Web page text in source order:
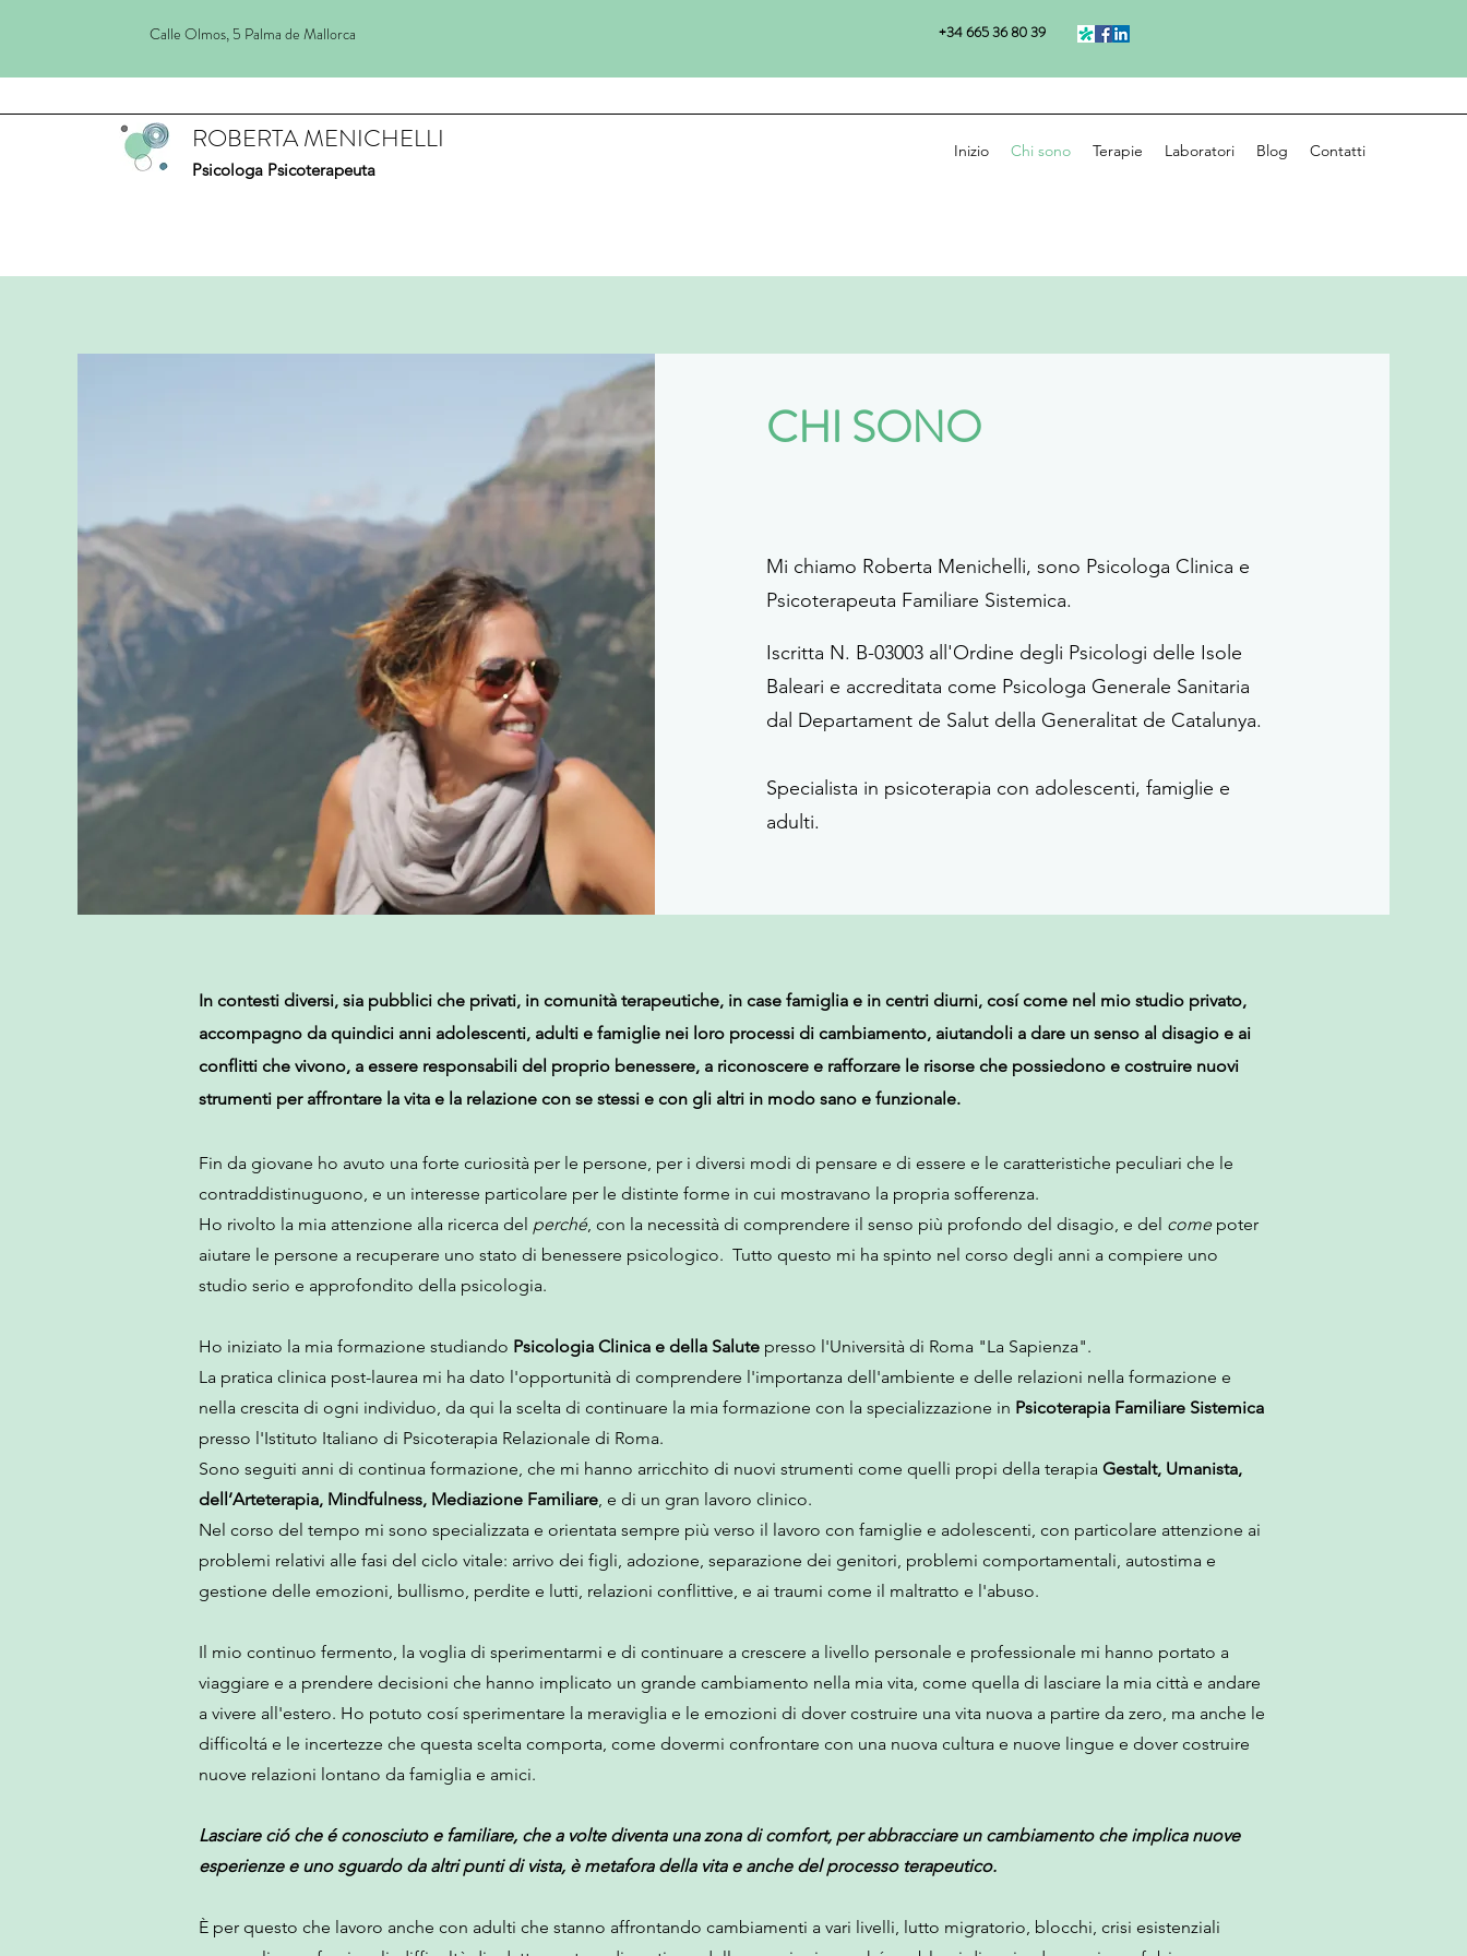
Calle Olmos, 5 Palma de Mallorca +34 665 36 80 39
ROBERTA MENICHELLI
Psicologa Psicoterapeuta
Inizio Chi sono Terapie Laboratori Blog Contatti
In contesti diversi, sia pubblici che privati, in comunità terapeutiche, in case famiglia e in centri diurni, cosí come nel mio studio privato,
accompagno da quindici anni adolescenti, adulti e famiglie nei loro processi di cambiamento, aiutandoli a dare un senso al disagio e ai
conflitti che vivono, a essere responsabili del proprio benessere, a riconoscere e rafforzare le risorse che possiedono e costruire nuovi
strumenti per affrontare la vita e la relazione con se stessi e con gli altri in modo sano e funzionale.
Fin da giovane ho avuto una forte curiosità per le persone, per i diversi modi di pensare e di essere e le caratteristiche peculiari che le
contraddistinuguono, e un interesse particolare per le distinte forme in cui mostravano la propria sofferenza.
Ho rivolto la mia attenzione alla ricerca del perché, con la necessità di comprendere il senso più profondo del disagio, e del come poter
aiutare le persone a recuperare uno stato di benessere psicologico. Tutto questo mi ha spinto nel corso degli anni a compiere uno
studio serio e approfondito della psicologia.
Ho iniziato la mia formazione studiando Psicologia Clinica e della Salute presso l'Università di Roma "La Sapienza".
La pratica clinica post-laurea mi ha dato l'opportunità di comprendere l'importanza dell'ambiente e delle relazioni nella formazione e
nella crescita di ogni individuo, da qui la scelta di continuare la mia formazione con la specializzazione in Psicoterapia Familiare Sistemica
presso l'Istituto Italiano di Psicoterapia Relazionale di Roma.
Sono seguiti anni di continua formazione, che mi hanno arricchito di nuovi strumenti come quelli propi della terapia Gestalt, Umanista,
dell’Arteterapia, Mindfulness, Mediazione Familiare, e di un gran lavoro clinico.
Nel corso del tempo mi sono specializzata e orientata sempre più verso il lavoro con famiglie e adolescenti, con particolare attenzione ai
problemi relativi alle fasi del ciclo vitale: arrivo dei figli, adozione, separazione dei genitori, problemi comportamentali, autostima e
gestione delle emozioni, bullismo, perdite e lutti, relazioni conflittive, e ai traumi come il maltratto e l'abuso.
Il mio continuo fermento, la voglia di sperimentarmi e di continuare a crescere a livello personale e professionale mi hanno portato a
viaggiare e a prendere decisioni che hanno implicato un grande cambiamento nella mia vita, come quella di lasciare la mia città e andare
a vivere all'estero. Ho potuto cosí sperimentare la meraviglia e le emozioni di dover costruire una vita nuova a partire da zero, ma anche le
difficoltá e le incertezze che questa scelta comporta, come dovermi confrontare con una nuova cultura e nuove lingue e dover costruire
nuove relazioni lontano da famiglia e amici.
Lasciare ció che é conosciuto e familiare, che a volte diventa una zona di comfort, per abbracciare un cambiamento che implica nuove
esperienze e uno sguardo da altri punti di vista, è metafora della vita e anche del processo terapeutico.
È per questo che lavoro anche con adulti che stanno affrontando cambiamenti a vari livelli, lutto migratorio, blocchi, crisi esistenziali
CHI SONO
Mi chiamo Roberta Menichelli, sono Psicologa Clinica e
Psicoterapeuta Familiare Sistemica.
Iscritta N. B-03003 all'Ordine degli Psicologi delle Isole
Baleari e accreditata come Psicologa Generale Sanitaria
dal Departament de Salut della Generalitat de Catalunya.
Specialista in psicoterapia con adolescenti, famiglie e
adulti.